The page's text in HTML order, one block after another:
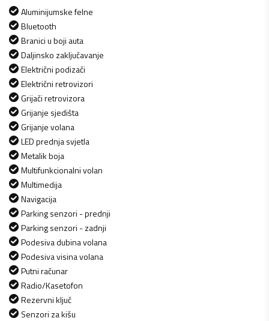
Aluminijumske felne
Bluetooth
Branici u boji auta
Daljinsko zaključavanje
Električni podizači
Električni retrovizori
Grijači retrovizora
Grijanje sjedišta
Grijanje volana
LED prednja svjetla
Metalik boja
Multifunkcionalni volan
Multimedija
Navigacija
Parking senzori - prednji
Parking senzori - zadnji
Podesiva dubina volana
Podesiva visina volana
Putni računar
Radio/Kasetofon
Rezervni ključ
Senzori za kišu